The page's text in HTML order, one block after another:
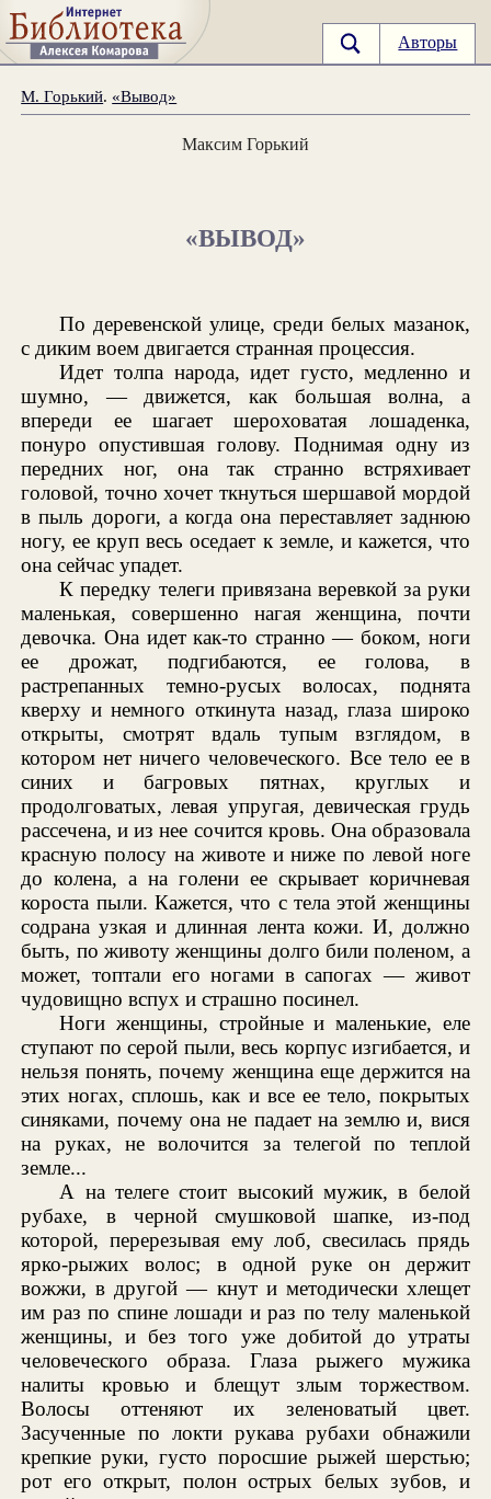
Авторы
М. Горький. «Вывод»
Максим Горький
«ВЫВОД»
По деревенской улице, среди белых мазанок,
с диким воем двигается странная процессия.
Идет толпа народа, идет густо, медленно и
шумно, — движется, как большая волна, а
впереди ее шагает шероховатая лошаденка,
понуро опустившая голову. Поднимая одну из
передних ног, она так странно встряхивает
головой, точно хочет ткнуться шершавой мордой
в пыль дороги, а когда она переставляет заднюю
ногу, ее круп весь оседает к земле, и кажется, что
она сейчас упадет.
К передку телеги привязана веревкой за руки
маленькая, совершенно нагая женщина, почти
девочка. Она идет как-то странно — боком, ноги
ее дрожат, подгибаются, ее голова, в
растрепанных темно-русых волосах, поднята
кверху и немного откинута назад, глаза широко
открыты, смотрят вдаль тупым взглядом, в
котором нет ничего человеческого. Все тело ее в
синих и багровых пятнах, круглых и
продолговатых, левая упругая, девическая грудь
рассечена, и из нее сочится кровь. Она образовала
красную полосу на животе и ниже по левой ноге
до колена, а на голени ее скрывает коричневая
короста пыли. Кажется, что с тела этой женщины
содрана узкая и длинная лента кожи. И, должно
быть, по животу женщины долго били поленом, а
может, топтали его ногами в сапогах — живот
чудовищно вспух и страшно посинел.
Ноги женщины, стройные и маленькие, еле
ступают по серой пыли, весь корпус изгибается, и
нельзя понять, почему женщина еще держится на
этих ногах, сплошь, как и все ее тело, покрытых
синяками, почему она не падает на землю и, вися
на руках, не волочится за телегой по теплой
земле...
А на телеге стоит высокий мужик, в белой
рубахе, в черной смушковой шапке, из-под
которой, перерезывая ему лоб, свесилась прядь
ярко-рыжих волос; в одной руке он держит
вожжи, в другой — кнут и методически хлещет
им раз по спине лошади и раз по телу маленькой
женщины, и без того уже добитой до утраты
человеческого образа. Глаза рыжего мужика
налиты кровью и блещут злым торжеством.
Волосы оттеняют их зеленоватый цвет.
Засученные по локти рукава рубахи обнажили
крепкие руки, густо поросшие рыжей шерстью;
рот его открыт, полон острых белых зубов, и